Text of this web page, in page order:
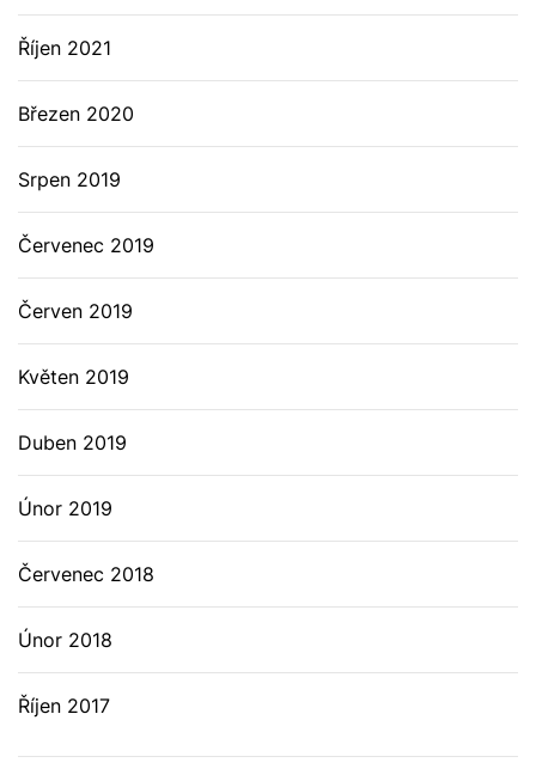
Říjen 2021
Březen 2020
Srpen 2019
Červenec 2019
Červen 2019
Květen 2019
Duben 2019
Únor 2019
Červenec 2018
Únor 2018
Říjen 2017